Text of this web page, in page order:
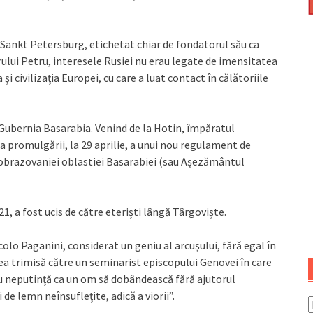
Petersburg, etichetat chiar de fondatorul său ca
Petru, interesele Rusiei nu erau legate de imensitatea
și civilizația Europei, cu care a luat contact în călătoriile
Basarabia. Venind de la Hotin, împăratul
promulgării, la 29 aprilie, a unui nou regulament de
oblastiei Basarabiei (sau Așezământul
a fost ucis de către eteriști lângă Târgoviște.
Paganini, considerat un geniu al arcușului, fără egal în
către un seminarist episcopului Genovei în care
ca un om să dobândească fără ajutorul
lemn neînsufleţite, adică a viorii”.